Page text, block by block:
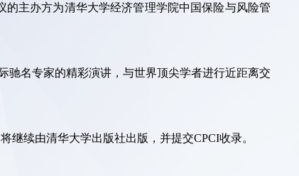
的主办方为清华大学经济管理学院中国保险与风险管
驰名专家的精彩演讲，与世界顶尖学者进行近距离交
继续由清华大学出版社出版，并提交CPCI收录。